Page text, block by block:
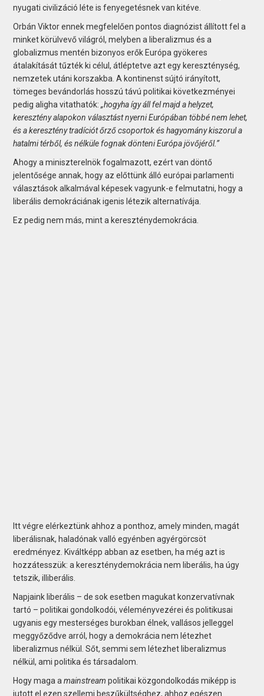
nyugati civilizáció léte is fenyegetésnek van kitéve.
Orbán Viktor ennek megfelelően pontos diagnózist állított fel a
minket körülvevő világról, melyben a liberalizmus és a
globalizmus mentén bizonyos erők Európa gyökeres
átalakítását tűzték ki célul, átléptetve azt egy kereszténység,
nemzetek utáni korszakba. A kontinenst sújtó irányított,
tömeges bevándorlás hosszú távú politikai következményei
pedig aligha vitathatók: „hogyha így áll fel majd a helyzet,
keresztény alapokon választást nyerni Európában többé nem lehet,
és a keresztény tradíciót őrző csoportok és hagyomány kiszorul a
hatalmi térből, és nélküle fognak dönteni Európa jövőjéről.”
Ahogy a miniszterelnök fogalmazott, ezért van döntő
jelentősége annak, hogy az előttünk álló európai parlamenti
választások alkalmával képesek vagyunk-e felmutatni, hogy a
liberális demokráciának igenis létezik alternatívája.
Ez pedig nem más, mint a kereszténydemokrácia.
Itt végre elérkeztünk ahhoz a ponthoz, amely minden, magát
liberálisnak, haladónak valló egyénben agyérgörcsöt
eredményez. Kiváltképp abban az esetben, ha még azt is
hozzátesszük: a kereszténydemokrácia nem liberális, ha úgy
tetszik, illiberális.
Napjaink liberális – de sok esetben magukat konzervatívnak
tartó – politikai gondolkodói, véleményvezérei és politikusai
ugyanis egy mesterséges burokban élnek, vallásos jelleggel
meggyőződve arról, hogy a demokrácia nem létezhet
liberalizmus nélkül. Sőt, semmi sem létezhet liberalizmus
nélkül, ami politika és társadalom.
Hogy maga amainstream politikai közgondolkodás miképp is
jutott el ezen szellemi beszűkültséghez, ahhoz egészen